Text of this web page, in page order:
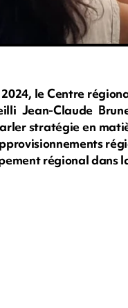
le Centre
Jean-Claude
stratégie en
régional dans